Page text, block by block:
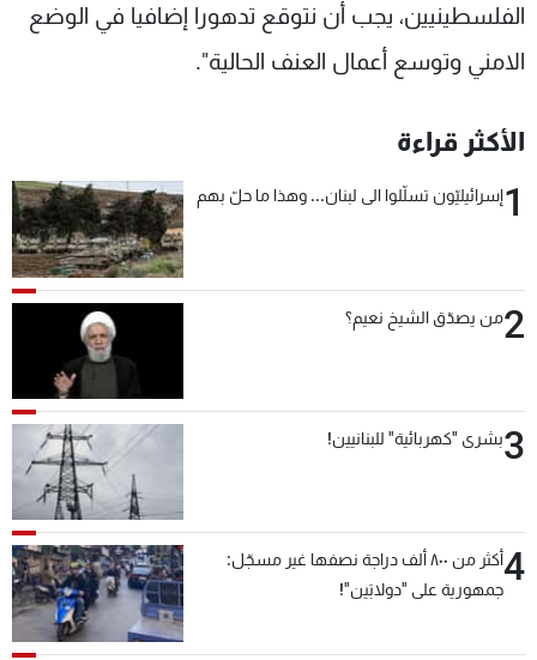
الفلسطينيين، يجب أن نتوقع تدهورا إضافيا في الوضع
الامني وتوسع أعمال العنف الحالية".
الأكثر قراءة
1إسرائيليّون تسلّلوا الى لبنان... وهذا ما حلّ بهم
2من يصدّق الشيخ نعيم؟
3بشرى "كهربائية" للبنانيين!
4
أكثر من ٨٠٠ ألف دراجة نصفها غير مسجّل:
جمهورية على "دولابَين"!